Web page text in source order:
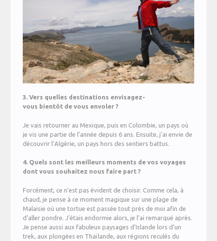
3. Vers quelles destinations envisagez-
vous bientôt de vous envoler ?
Je vais retourner au Mexique, puis en Colombie, un pays où
je vis une partie de l’année depuis 6 ans. Ensuite, j’ai envie de
découvrir l’Algérie, un pays hors des sentiers battus.
4. Quels sont les meilleurs moments de vos voyages
dont vous souhaitez nous faire part ?
Forcément, ce n’est pas évident de choisir. Comme cela, à
chaud, je pense à ce moment magique sur une plage de
Malaisie où une tortue est passée tout près de moi afin de
d’aller pondre. J’étais endormie alors, je l’ai remarqué après.
Je pense aussi aux fabuleux paysages d’Islande lors d’un
trek, aux plongées en Thaïlande, aux régions reculés du